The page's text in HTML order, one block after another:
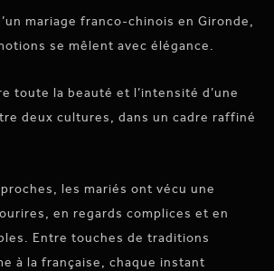
mariage franco-chinois en Gironde,
se mêlent avec élégance.
toute la beauté et l’intensité d’une
deux cultures, dans un cadre raffiné
les mariés ont vécu une
en regards complices et en
Entre touches de traditions
à la française, chaque instant